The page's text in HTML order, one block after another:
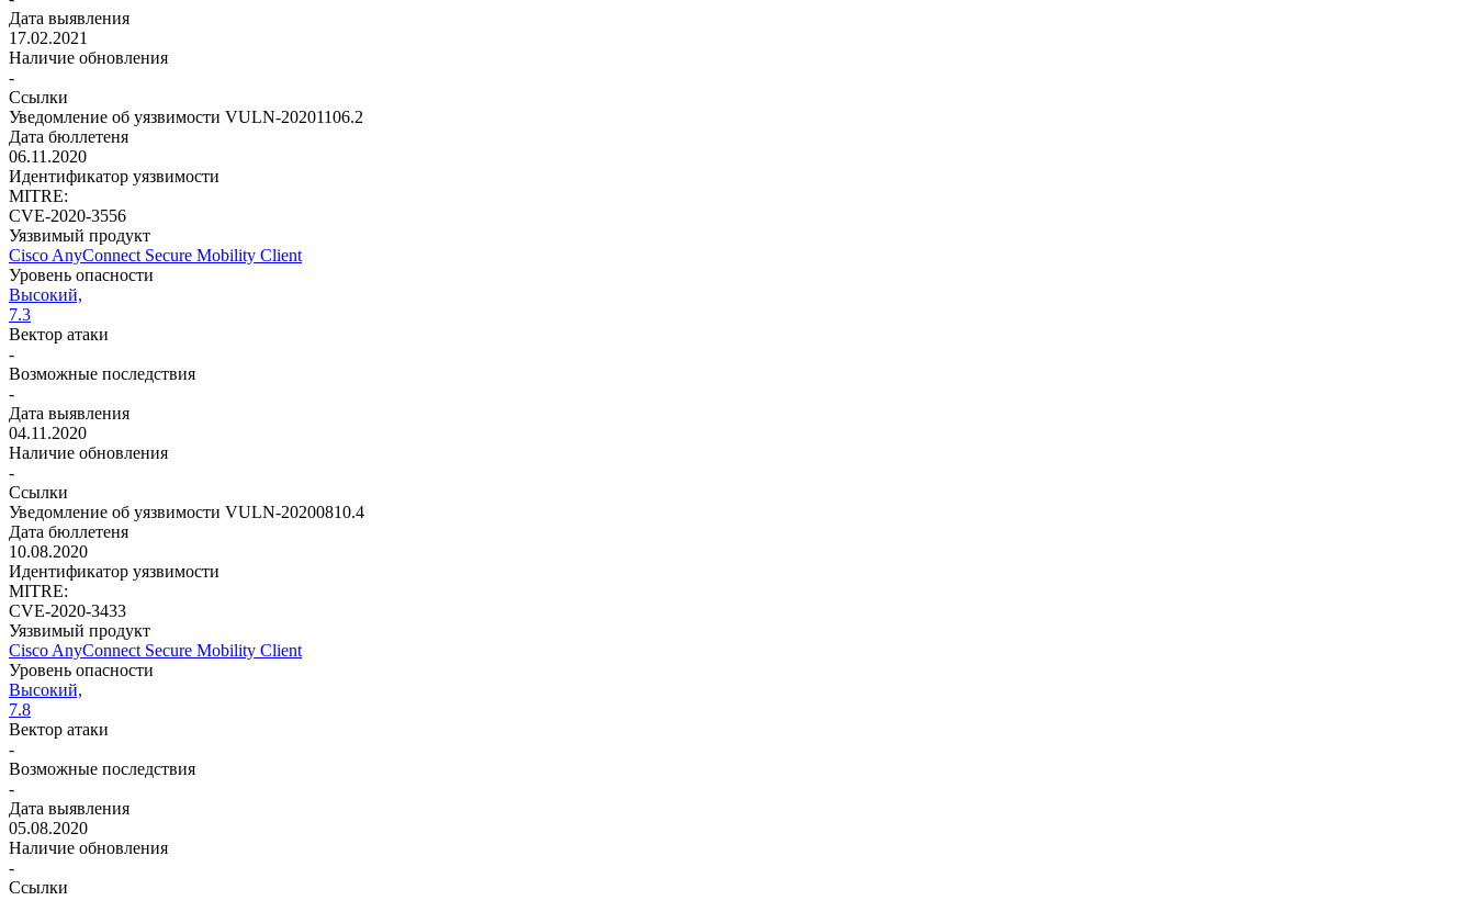
Дата выявления
17.02.2021
Наличие обновления
-
Ссылки
Уведомление об уязвимости VULN-20201106.2
Дата бюллетеня
06.11.2020
Идентификатор уязвимости
MITRE:
CVE-2020-3556
Уязвимый продукт
Cisco AnyConnect Secure Mobility Client
Уровень опасности
Высокий,
7.3
Вектор атаки
-
Возможные последствия
-
Дата выявления
04.11.2020
Наличие обновления
-
Ссылки
Уведомление об уязвимости VULN-20200810.4
Дата бюллетеня
10.08.2020
Идентификатор уязвимости
MITRE:
CVE-2020-3433
Уязвимый продукт
Cisco AnyConnect Secure Mobility Client
Уровень опасности
Высокий,
7.8
Вектор атаки
-
Возможные последствия
-
Дата выявления
05.08.2020
Наличие обновления
-
Ссылки